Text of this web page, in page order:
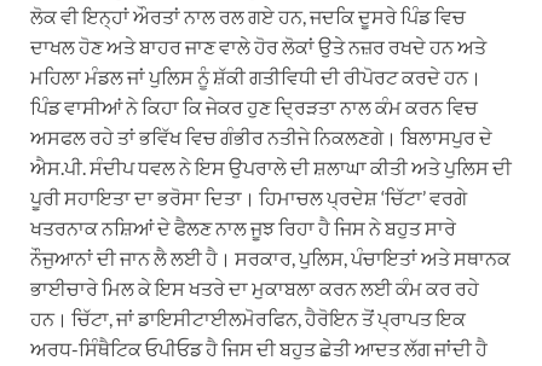
ਲੋਕ ਵੀ ਇਨ੍ਹਾਂ ਔਰਤਾਂ ਨਾਲ ਰਲ ਗਏ ਹਨ, ਜਦਕਿ ਦੂਸਰੇ ਪਿੰਡ ਵਿਚ
ਦਾਖਲ ਹੋਣ ਅਤੇ ਬਾਹਰ ਜਾਣ ਵਾਲੇ ਹੋਰ ਲੋਕਾਂ ਉਤੇ ਨਜ਼ਰ ਰਖਦੇ ਹਨ ਅਤੇ
ਮਹਿਲਾ ਮੰਡਲ ਜਾਂ ਪੁਲਿਸ ਨੂੰ ਸ਼ੱਕੀ ਗਤੀਵਿਧੀ ਦੀ ਰੀਪੋਰਟ ਕਰਦੇ ਹਨ।
ਪਿੰਡ ਵਾਸੀਆਂ ਨੇ ਕਿਹਾ ਕਿ ਜੇਕਰ ਹੁਣ ਦ੍ਰਿੜਤਾ ਨਾਲ ਕੰਮ ਕਰਨ ਵਿਚ
ਅਸਫਲ ਰਹੇ ਤਾਂ ਭਵਿੱਖ ਵਿਚ ਗੰਭੀਰ ਨਤੀਜੇ ਨਿਕਲਣਗੇ। ਬਿਲਾਸਪੁਰ ਦੇ
ਐਸ.ਪੀ. ਸੰਦੀਪ ਧਵਲ ਨੇ ਇਸ ਉਪਰਾਲੇ ਦੀ ਸ਼ਲਾਘਾ ਕੀਤੀ ਅਤੇ ਪੁਲਿਸ ਦੀ
ਪੂਰੀ ਸਹਾਇਤਾ ਦਾ ਭਰੋਸਾ ਦਿਤਾ। ਹਿਮਾਚਲ ਪ੍ਰਦੇਸ਼ ‘ਚਿੱਟਾ’ ਵਰਗੇ
ਖਤਰਨਾਕ ਨਸ਼ਿਆਂ ਦੇ ਫੈਲਣ ਨਾਲ ਜੂਝ ਰਿਹਾ ਹੈ ਜਿਸ ਨੇ ਬਹੁਤ ਸਾਰੇ
ਨੌਜੁਆਨਾਂ ਦੀ ਜਾਨ ਲੈ ਲਈ ਹੈ। ਸਰਕਾਰ, ਪੁਲਿਸ, ਪੰਚਾਇਤਾਂ ਅਤੇ ਸਥਾਨਕ
ਭਾਈਚਾਰੇ ਮਿਲ ਕੇ ਇਸ ਖਤਰੇ ਦਾ ਮੁਕਾਬਲਾ ਕਰਨ ਲਈ ਕੰਮ ਕਰ ਰਹੇ
ਹਨ। ਚਿੱਟਾ, ਜਾਂ ਡਾਇਸੀਟਾਈਲਮੋਰਫਿਨ, ਹੈਰੋਇਨ ਤੋਂ ਪ੍ਰਾਪਤ ਇਕ
ਅਰਧ-ਸਿੰਥੈਟਿਕ ਓਪੀਓਡ ਹੈ ਜਿਸ ਦੀ ਬਹੁਤ ਛੇਤੀ ਆਦਤ ਲੱਗ ਜਾਂਦੀ ਹੈ